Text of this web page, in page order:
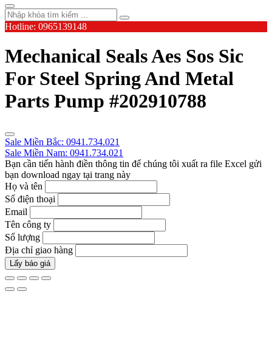
Hotline: 0965139148
Mechanical Seals Aes Sos Sic
For Steel Spring And Metal
Parts Pump #202910788
Sale Miền Bắc: 0941.734.021
Sale Miền Nam: 0941.734.021
Bạn cần tiến hành điền thông tin để chúng tôi xuất ra file Excel gửi
bạn download ngay tại trang này
Họ và tên
Số điện thoại
Email
Tên công ty
Số lượng
Địa chỉ giao hàng